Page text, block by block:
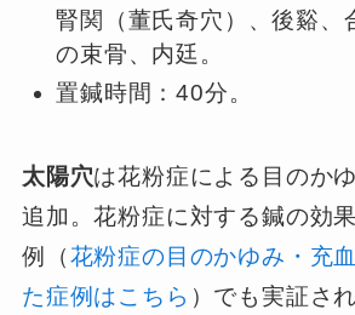
腎関（董氏奇穴）、後谿、
の束骨、内廷。
置鍼時間：40分。
太陽穴は花粉症による目のか
追加。花粉症に対する鍼の効
例（花粉症の目のかゆみ・充
た症例はこちら ）でも実証さ